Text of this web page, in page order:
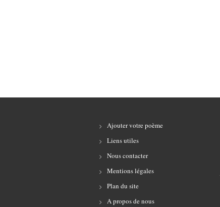
Ajouter votre poème
Liens utiles
Nous contacter
Mentions légales
Plan du site
A propos de nous